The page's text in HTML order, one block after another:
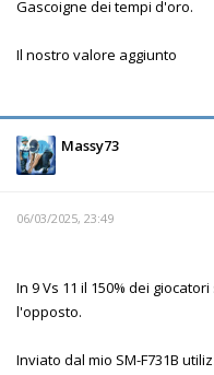
Gascoigne dei tempi d'oro.
Il nostro valore aggiunto
Massy73
06/03/2025, 23:49
In 9 Vs 11 il 150% dei
l'opposto.
Inviato dal mio SM-F731B